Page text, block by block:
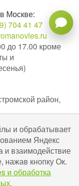
Москве:
704 41 47
до 17.00 кроме
и
район,
Uru-ru.ru
и обрабатывает
Яндекс
и взаимодействие
нажав кнопку Ок.
и обработка